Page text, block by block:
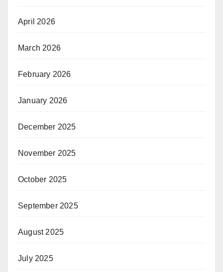
April 2026
March 2026
February 2026
January 2026
December 2025
November 2025
October 2025
September 2025
August 2025
July 2025